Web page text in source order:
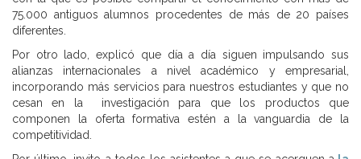
75.000 antiguos alumnos procedentes de más de 20 países
diferentes.
Por otro lado, explicó que día a día siguen impulsando sus
alianzas internacionales a nivel académico y empresarial,
incorporando más servicios para nuestros estudiantes y que no
cesan en la investigación para que los productos que
componen la oferta formativa estén a la vanguardia de la
competitividad.